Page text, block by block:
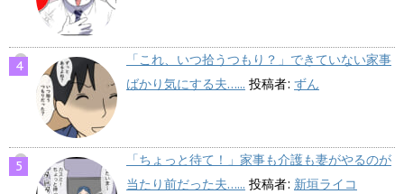
「これ、いつ拾うつもり？」できていない家事
ばかり気にする夫…... 投稿者: ずん
「ちょっと待て！」家事も介護も妻がやるのが
当たり前だった夫…... 投稿者: 新垣ライコ